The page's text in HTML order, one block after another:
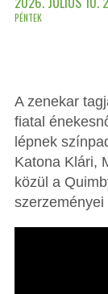
PÉNTEK
A zenekar
fiatal
lépnek
Katona Klári,
közül a
szerzeményei